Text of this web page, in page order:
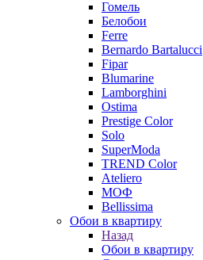
Гомель
Белобои
Ferre
Bernardo Bartalucci
Fipar
Blumarine
Lamborghini
Ostima
Prestige Color
Solo
SuperModa
TREND Color
Ateliero
МОФ
Bellissima
Обои в квартиру
Назад
Обои в квартиру